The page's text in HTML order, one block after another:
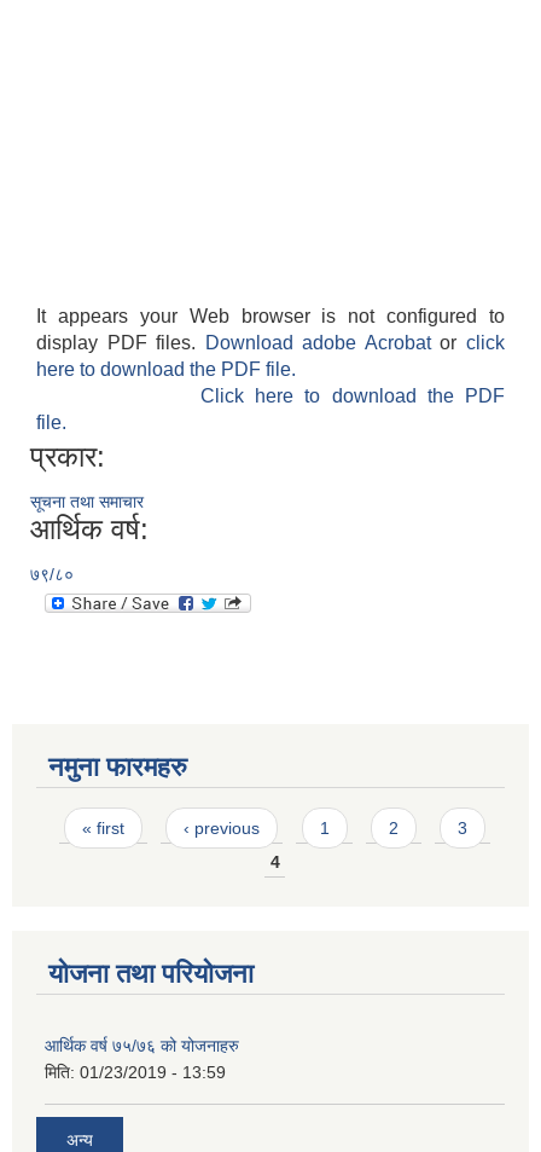
It appears your Web browser is not configured to
display PDF files.
Download adobe Acrobatorclick
here to download the PDF file.
Click here to download the PDF
file.
प्रकार:
सूचना तथा समाचार
आर्थिक वर्ष:
७९/८०
नमुना फारमहरु
Pages
« first ‹ previous 1 2
3
4
योजना तथा परियोजना
आर्थिक वर्ष ७५/७६ को योजनाहरु
मिति: 01/23/2019 - 13:59
अन्य